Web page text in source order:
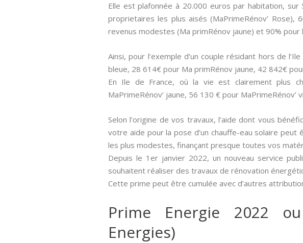
Elle est plafonnée à 20.000 euros par habitation,
proprietaires les plus aisés (MaPrimeRénov’
revenus modestes (Ma primRénov jaune) et 90%
Ainsi, pour l’exemple d’un couple résidant hors de
bleue, 28 614€ pour Ma primRénov jaune, 42 842€
En Ile de France, où la vie est clairement plus
MaPrimeRénov’ jaune, 56 130 € pour
Selon l’origine de vos travaux, l’aide dont vous
votre aide pour la pose d’un chauffe-eau solaire
les plus modestes, finançant presque toutes vos
Depuis le 1er janvier 2022, un nouveau service
souhaitent réaliser des travaux de rénovation
Cette prime peut être cumulée avec d’autres
Prime Energie 2022
Energies)